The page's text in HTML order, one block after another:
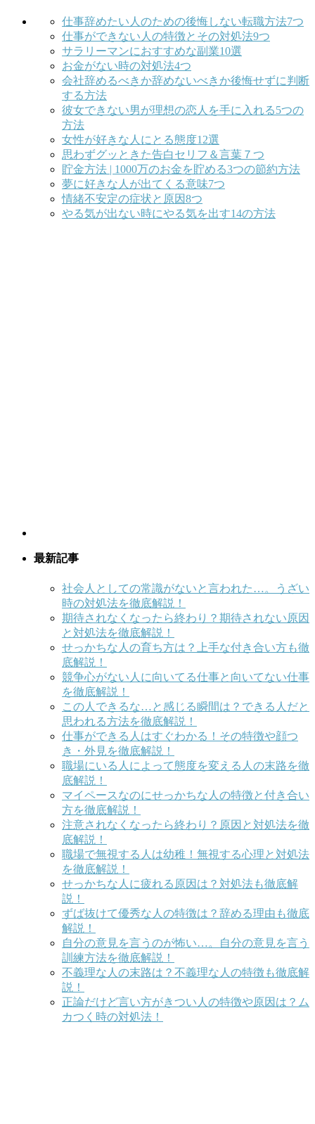
仕事辞めたい人のための後悔しない転職方法7つ
仕事ができない人の特徴とその対処法9つ
サラリーマンにおすすめな副業10選
お金がない時の対処法4つ
会社辞めるべきか辞めないべきか後悔せずに判断
する方法
彼女できない男が理想の恋人を手に入れる5つの
方法
女性が好きな人にとる態度12選
思わずグッときた告白セリフ＆言葉７つ
貯金方法 | 1000万のお金を貯める3つの節約方法
夢に好きな人が出てくる意味7つ
情緒不安定の症状と原因8つ
やる気が出ない時にやる気を出す14の方法
最新記事
社会人としての常識がないと言われた…。うざい
時の対処法を徹底解説！
期待されなくなったら終わり？期待されない原因
と対処法を徹底解説！
せっかちな人の育ち方は？上手な付き合い方も徹
底解説！
競争心がない人に向いてる仕事と向いてない仕事
を徹底解説！
この人できるな…と感じる瞬間は？できる人だと
思われる方法を徹底解説！
仕事ができる人はすぐわかる！その特徴や顔つ
き・外見を徹底解説！
職場にいる人によって態度を変える人の末路を徹
底解説！
マイペースなのにせっかちな人の特徴と付き合い
方を徹底解説！
注意されなくなったら終わり？原因と対処法を徹
底解説！
職場で無視する人は幼稚！無視する心理と対処法
を徹底解説！
せっかちな人に疲れる原因は？対処法も徹底解
説！
ずば抜けて優秀な人の特徴は？辞める理由も徹底
解説！
自分の意見を言うのが怖い…。自分の意見を言う
訓練方法を徹底解説！
不義理な人の末路は？不義理な人の特徴も徹底解
説！
正論だけど言い方がきつい人の特徴や原因は？ム
カつく時の対処法！